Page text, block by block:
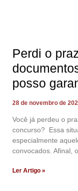
Perdi o
posso
28 de novembro de
Você já perdeu o
concurso? Essa
especialmente
convocados. Afinal, o
Ler Artigo »